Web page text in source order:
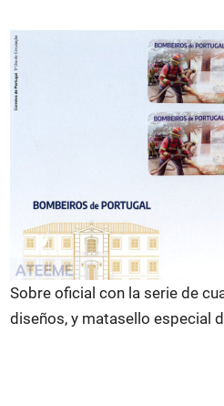
Sobre oficial con la serie de
diseños, y matasello especial